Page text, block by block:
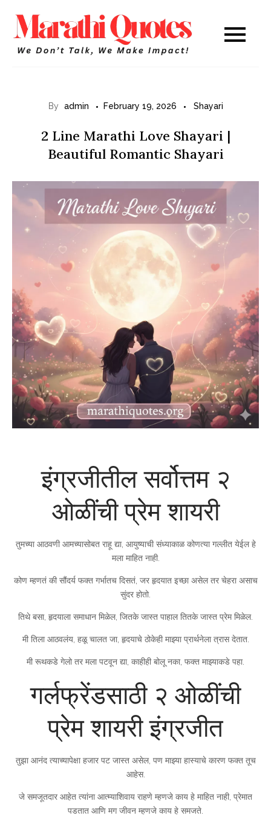
Marathi
WE DON’T TALK,
WE MAKE IMPACT!
By admin February 19, 2026 Shayari
2 Line Marathi Love Shayari |
Beautiful Romantic Shayari
इंग्रजीतील सर्वोत्तम २
ओळींची प्रेम शायरी
तुमच्या आठवणी आमच्यासोबत राहू द्या, आयुष्याची संध्याकाळ कोणत्या गल्लीत येईल हे
मला माहित नाही.
कोण म्हणतं की सौंदर्य फक्त गर्भातच दिसतं, जर हृदयात इच्छा असेल तर चेहरा असाच
सुंदर होतो.
तिथे बसा, हृदयाला समाधान मिळेल, जितके जास्त पाहाल तितके जास्त प्रेम मिळेल.
मी तिला आठवलंय, हळू चालत जा, हृदयाचे ठोकेही माझ्या प्रार्थनेला त्रास देतात.
मी रूथकडे गेलो तर मला पटवून द्या, काहीही बोलू नका, फक्त माझ्याकडे पहा.
गर्लफ्रेंडसाठी २ ओळींची
प्रेम शायरी इंग्रजीत
तुझा आनंद त्याच्यापेक्षा हजार पट जास्त असेल, पण माझ्या हास्याचे कारण फक्त तूच
आहेस.
जे समजूतदार आहेत त्यांना आत्म्याशिवाय राहणे म्हणजे काय हे माहित नाही, प्रेमात
पडतात आणि मग जीवन म्हणजे काय हे समजते.